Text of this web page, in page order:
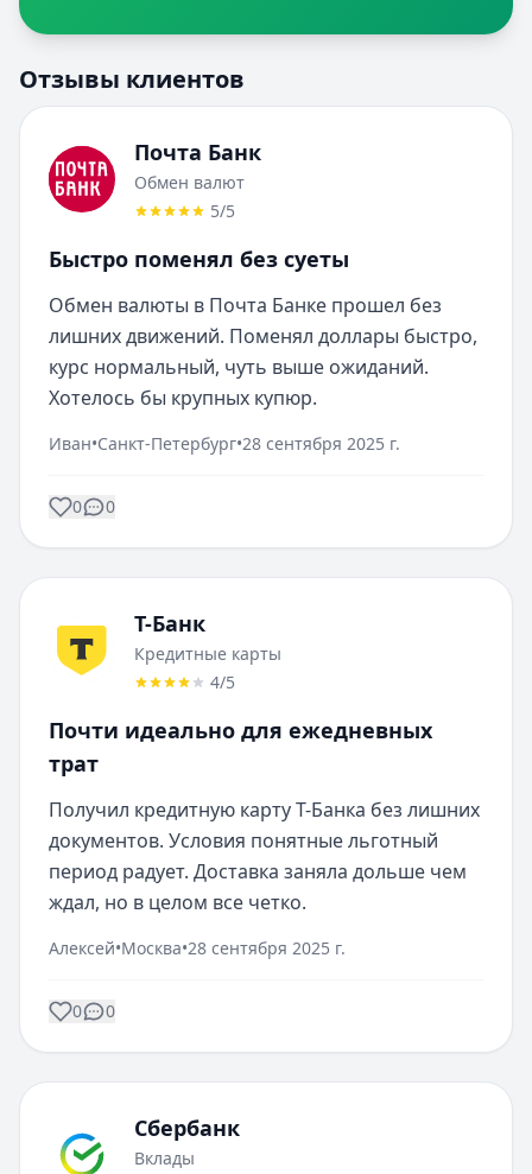
Отзывы клиентов
Почта Банк
Обмен валют
5/5
Быстро поменял без суеты
Обмен валюты в Почта Банке прошел без
лишних движений. Поменял доллары быстро,
курс нормальный, чуть выше ожиданий.
Хотелось бы крупных купюр.
Иван•Санкт-Петербург•28 сентября 2025 г.
0 0
Т-Банк
Кредитные карты
4/5
Почти идеально для ежедневных
трат
Получил кредитную карту Т-Банка без лишних
документов. Условия понятные льготный
период радует. Доставка заняла дольше чем
ждал, но в целом все четко.
Алексей•Москва•28 сентября 2025 г.
0 0
Сбербанк
Вклады